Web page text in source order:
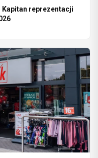
Kapitan reprezentacji